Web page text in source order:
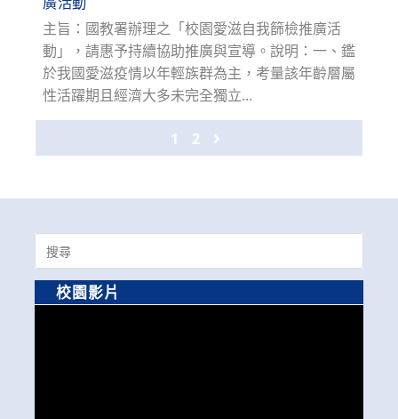
modified:
主旨：國教署辦理之「校園愛滋自我篩檢推廣活
動」，請惠予持續協助推廣與宣導。說明：一、鑑
於我國愛滋疫情以年輕族群為主，考量該年齡層屬
性活躍期且經濟大多未完全獨立...
1 2 Go to the next page
for:
校園影片